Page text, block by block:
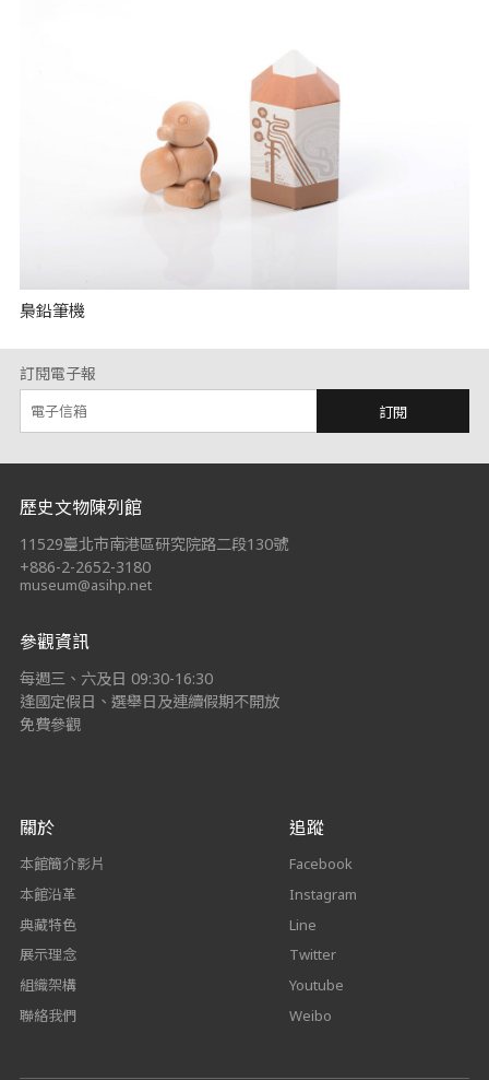
梟鉛筆機
訂閱電子報
訂閱
:::
歷史文物陳列館
11529臺北市南港區研究院路二段130號
+886-2-2652-3180
museum@asihp.net
參觀資訊
每週三、六及日 09:30-16:30
逢國定假日、選舉日及連續假期不開放
免費參觀
關於
本館簡介影片
本館沿革
典藏特色
展示理念
組織架構
聯絡我們
追蹤
Facebook
Instagram
Line
Twitter
Youtube
Weibo